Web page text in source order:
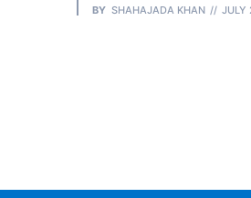
BY SHAHAJADA KHAN MAY